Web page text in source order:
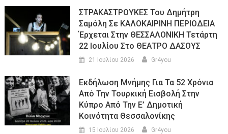
ΣΤΡΑΚΑΣΤΡΟΥΚΕΣ Του Δημήτρη
Σαμόλη Σε ΚΑΛΟΚΑΙΡΙΝΗ ΠΕΡΙΟΔΕΙΑ
Έρχεται Στην ΘΕΣΣΑΛΟΝΙΚΗ Τετάρτη
22 Ιουλίου Στο ΘΕΑΤΡΟ ΔΑΣΟΥΣ
21 Ιουλίου 2026 Gr4you
Εκδήλωση Μνήμης Για Τα 52 Χρόνια
Από Την Τουρκική Εισβολή Στην
Κύπρο Από Την Ε’ Δημοτική
Κοινότητα Θεσσαλονίκης
15 Ιουλίου 2026 Gr4you